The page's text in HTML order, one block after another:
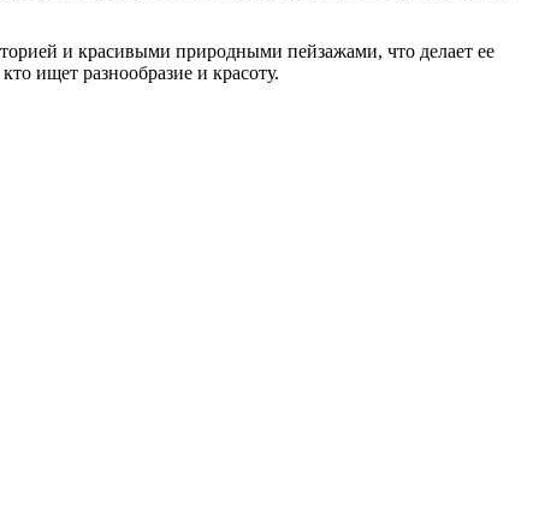
и красивыми природными пейзажами, что делает ее
ищет разнообразие и красоту.